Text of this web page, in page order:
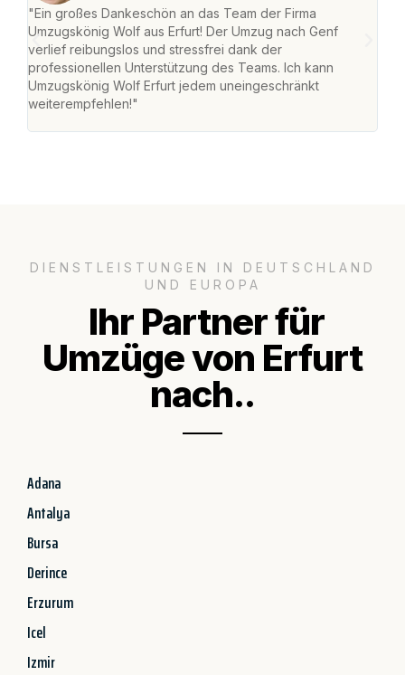
"Ein großes Dankeschön an das Team der Firma
Umzugskönig Wolf aus Erfurt! Der Umzug nach Genf
verlief reibungslos und stressfrei dank der
professionellen Unterstützung des Teams. Ich kann
Umzugskönig Wolf Erfurt jedem uneingeschränkt
weiterempfehlen!"
DIENSTLEISTUNGEN IN DEUTSCHLAND
UND EUROPA
Ihr Partner für
Umzüge von Erfurt
nach..
Adana
Antalya
Bursa
Derince
Erzurum
Icel
Izmir